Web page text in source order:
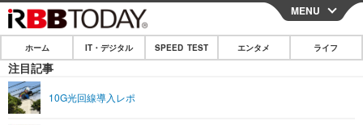
CLOSE
ホーム
IT・デジタル
MENU
ホーム IT・デジタル SPEED TEST エンタメ ライフ
注目記事
10G光回線導入レポ